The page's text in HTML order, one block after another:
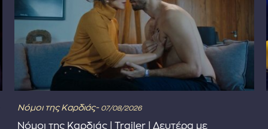
Νόμοι της Καρδιάς- 07/08/2026
Νόμοι της Καρδιάς | Trailer | Δευτέρα με